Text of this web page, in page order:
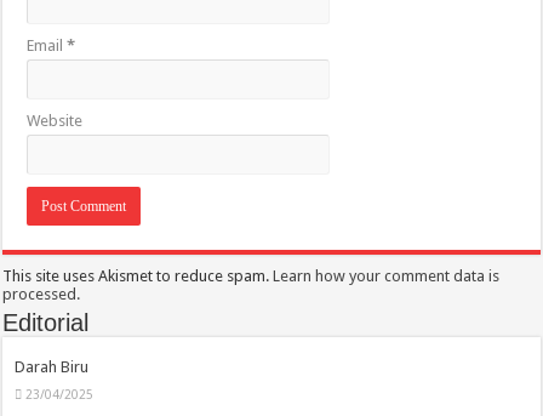
Email*
Website
This site uses Akismet to reduce spam.Learn how your comment data is
processed.
Editorial
Darah Biru
23/04/2025